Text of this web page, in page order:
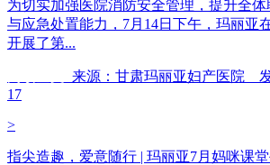
为切实加强医院消防安全管理，提升全
与应急处置能力，7月14日下午，玛丽亚
开展了第...
来源：甘肃玛丽亚妇产医院
17
>
指尖造趣，爱意随行 | 玛丽亚7月妈咪课